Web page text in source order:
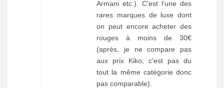
Armani etc.). C'est l'une des
rares marques de luxe dont
on peut encore acheter des
rouges à moins de 30€
(après, je ne compare pas
aux prix Kiko, c'est pas du
tout la même catégorie donc
pas comparable).